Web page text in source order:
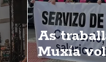
As
Muxía